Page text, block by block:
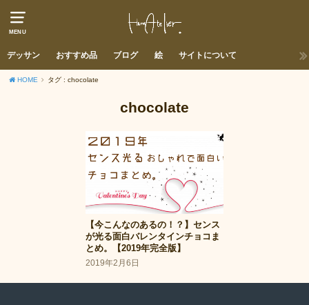
MENU
デッサン おすすめ品 ブログ 絵 サイトについて
HOME タグ : chocolate
chocolate
【今こんなのあるの！？】センス
が光る面白バレンタインチョコま
とめ。【2019年完全版】
2019年2月6日